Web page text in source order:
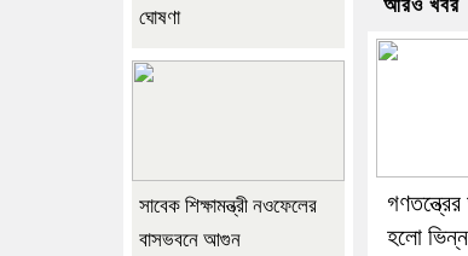
আরও খবর
হলো
ঘোষণা
সাবেক শিক্ষামন্ত্রী নওফেলের
বাসভবনে আগুন